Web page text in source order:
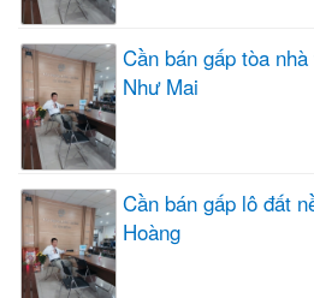
Cần bán gấp tòa
Như Mai
Cần bán gấp lô đất
Hoàng